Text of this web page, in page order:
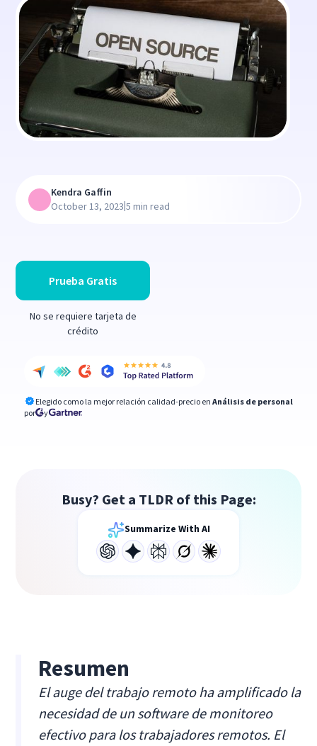
Prueba Gratis
No se requiere tarjeta de
crédito
Elegido como la mejor relación calidad-precio en Análisis de personal
por
y
Kendra Gaffin
October 13, 2023|5 min read
Busy? Get a TLDR of this Page:
Summarize With AI
Resumen
El auge del trabajo remoto ha amplificado la
necesidad de un software de monitoreo
efectivo para los trabajadores remotos. El